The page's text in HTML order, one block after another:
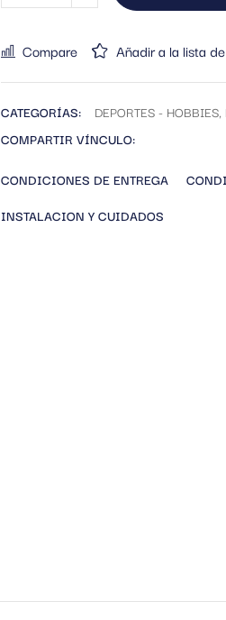
Compare Añadir a la lista
CATEGORÍAS: DEPORTES - HOBBIES,
COMPARTIR VÍNCULO:
CONDICIONES DE ENTREGA
INSTALACION Y CUIDADOS